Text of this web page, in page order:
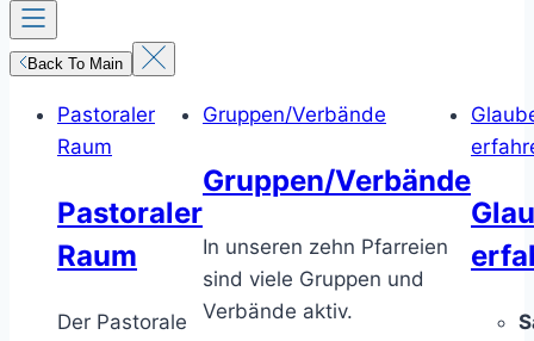
Back To Main
Pastoraler
Raum
Pastoraler
Raum
Der Pastorale
Gruppen/Verbände
Gruppen/Verbände
In unseren zehn Pfarreien
sind viele Gruppen und
Verbände aktiv.